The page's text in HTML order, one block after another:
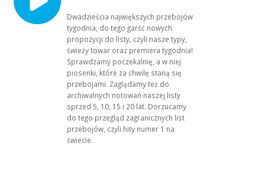
Dwadzieścia największych przebojów
tygodnia, do tego garść nowych
propozycji do listy, czyli nasze typy,
świeży towar oraz premiera tygodnia!
Sprawdzamy poczekalnię, a w niej
piosenki, które za chwilę staną się
przebojami. Zaglądamy też do
archiwalnych notowań naszej listy
sprzed 5, 10, 15 i 20 lat. Dorzucamy
do tego przegląd zagranicznych list
przebojów, czyli hity numer 1 na
świecie.